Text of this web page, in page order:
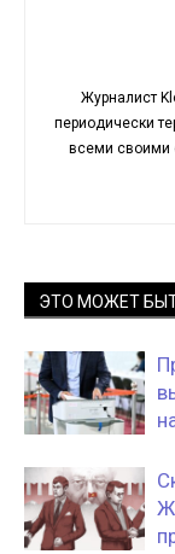
Журналист
периодически
всеми своими
ЭТО МОЖЕТ